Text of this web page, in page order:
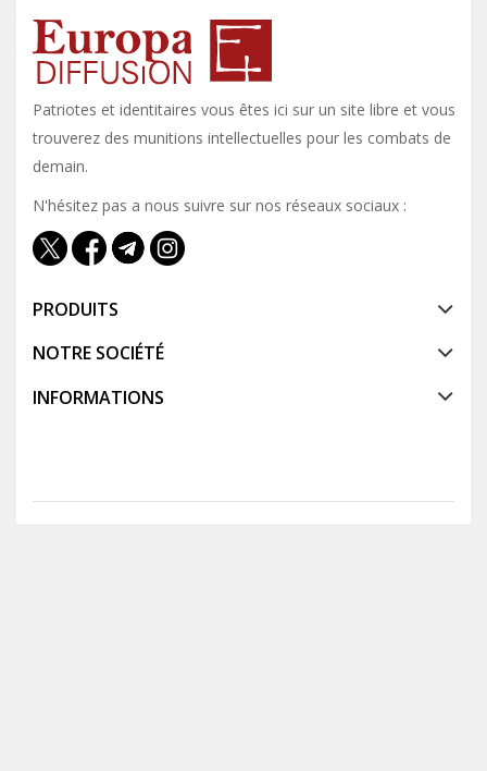
Patriotes et identitaires vous êtes ici sur un site libre et vous y
trouverez des munitions intellectuelles pour les combats de
demain.
N'hésitez pas a nous suivre sur nos réseaux sociaux :
PRODUITS
NOTRE SOCIÉTÉ
INFORMATIONS